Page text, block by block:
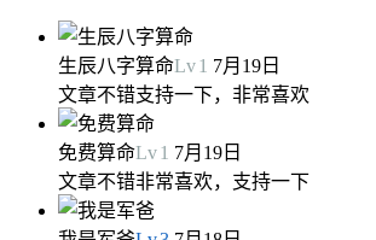
生辰八字算命Lv1 7月19日
文章不错支持一下，非常喜欢
免费算命Lv1 7月19日
文章不错非常喜欢，支持一下